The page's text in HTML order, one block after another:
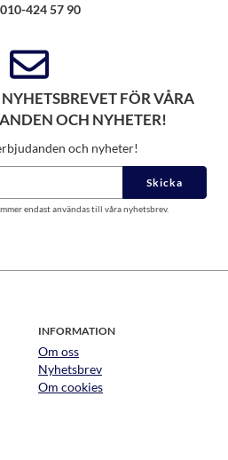
424 57 90
FÖR VÅRA
OCH NYHETER!
och nyheter!
Skicka
endast användas till våra nyhetsbrev.
INFORMATION
Om oss
Nyhetsbrev
Om cookies